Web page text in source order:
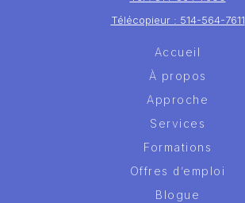
Télécopieur : 514-564-7611
Accueil
À propos
Approche
Services
Formations
Offres d’emploi
Blogue